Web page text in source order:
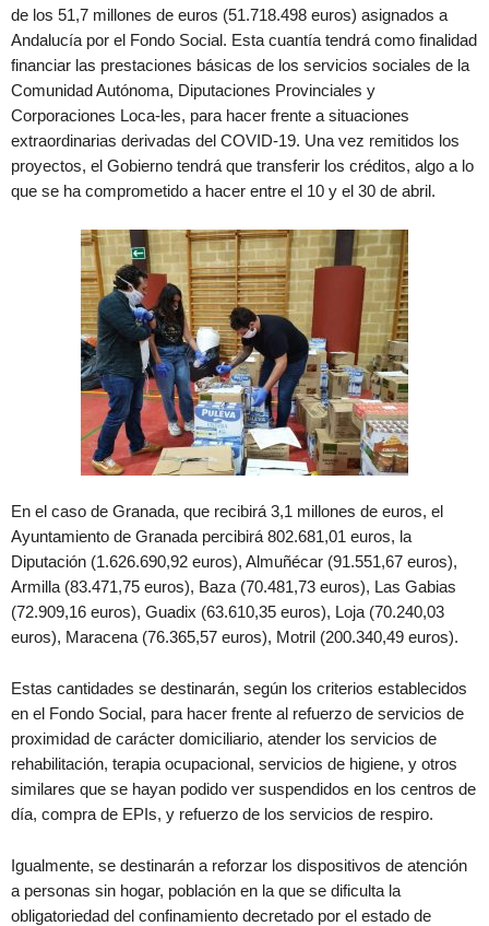
de los 51,7 millones de euros (51.718.498 euros) asignados a
Andalucía por el Fondo Social. Esta cuantía tendrá como finalidad
financiar las prestaciones básicas de los servicios sociales de la
Comunidad Autónoma, Diputaciones Provinciales y
Corporaciones Loca-les, para hacer frente a situaciones
extraordinarias derivadas del COVID-19. Una vez remitidos los
proyectos, el Gobierno tendrá que transferir los créditos, algo a lo
que se ha comprometido a hacer entre el 10 y el 30 de abril.
En el caso de Granada, que recibirá 3,1 millones de euros, el
Ayuntamiento de Granada percibirá 802.681,01 euros, la
Diputación (1.626.690,92 euros), Almuñécar (91.551,67 euros),
Armilla (83.471,75 euros), Baza (70.481,73 euros), Las Gabias
(72.909,16 euros), Guadix (63.610,35 euros), Loja (70.240,03
euros), Maracena (76.365,57 euros), Motril (200.340,49 euros).
Estas cantidades se destinarán, según los criterios establecidos
en el Fondo Social, para hacer frente al refuerzo de servicios de
proximidad de carácter domiciliario, atender los servicios de
rehabilitación, terapia ocupacional, servicios de higiene, y otros
similares que se hayan podido ver suspendidos en los centros de
día, compra de EPIs, y refuerzo de los servicios de respiro.
Igualmente, se destinarán a reforzar los dispositivos de atención
a personas sin hogar, población en la que se dificulta la
obligatoriedad del confinamiento decretado por el estado de